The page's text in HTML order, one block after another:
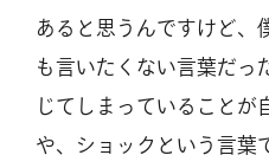
あると思うんですけど、
も言いたくない言葉だっ
じてしまっていること
や、ショックという言葉